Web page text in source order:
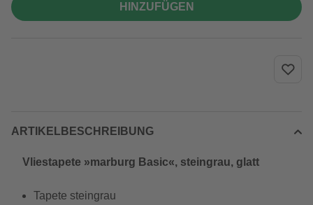
HINZUFÜGEN
ARTIKELBESCHREIBUNG
Vliestapete »marburg Basic«, steingrau, glatt
Tapete steingrau